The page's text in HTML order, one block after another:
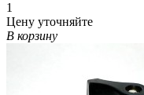
1
Цену уточняйте
В корзину